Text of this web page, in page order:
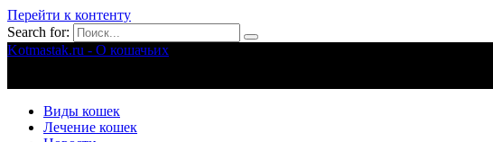
Перейти к контенту
Search for:
Kotmastak.ru - О кошачьих
Виды кошек
Лечение кошек